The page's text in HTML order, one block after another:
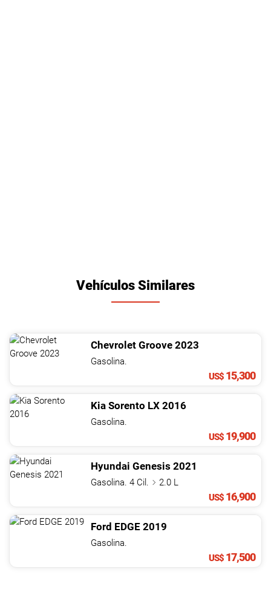
Vehículos Similares
Chevrolet Groove 2023
Gasolina.
US$ 15,300
Kia Sorento LX 2016
Gasolina.
US$ 19,900
Hyundai Genesis 2021
Gasolina. 4 Cil.
2.0 L
US$ 16,900
Ford EDGE 2019
Gasolina.
US$ 17,500